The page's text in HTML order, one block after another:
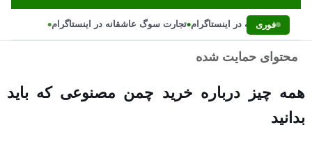
فوری
سوگ عاشقانه در اینستاگرام•تجارت سوگ عاشقانه در اینستاگرام•
محتوای حمایت شده
همه چیز درباره خرید چمن مصنوعی که باید
بدانید